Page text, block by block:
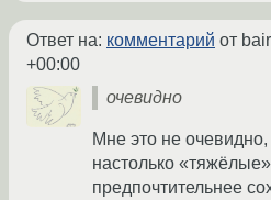
Ответ на: комментарий от
+00:00
очевидно
Мне это не
настолько
предпочтительнее